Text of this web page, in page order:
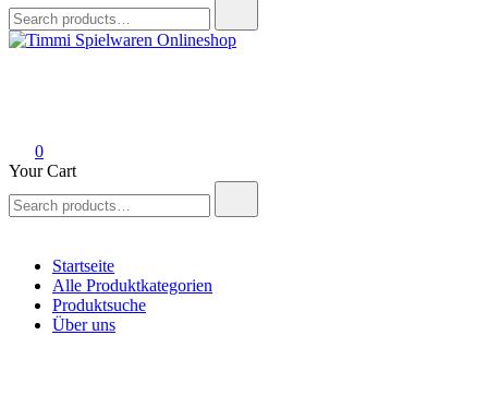
for:
0
Your Cart
for:
Startseite
Alle Produktkategorien
Produktsuche
Über uns